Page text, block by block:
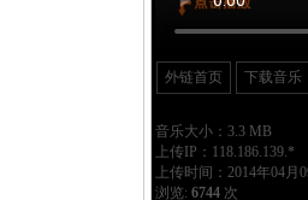
外链首页 下载音乐
音乐大小：3.3 MB
上传IP：118.186.139.*
上传时间：2014年04月
浏览: 6744次